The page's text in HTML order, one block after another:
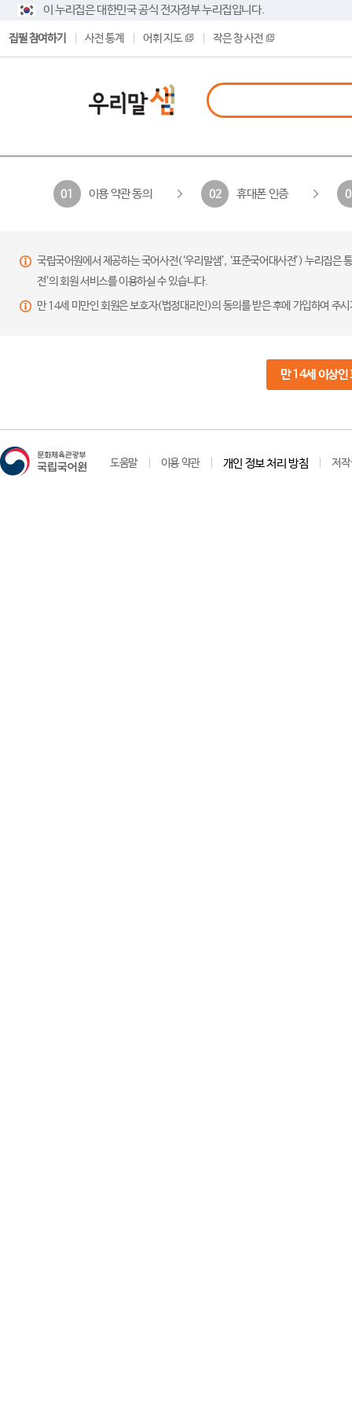
이 누리집은 대한민국 공식 전자정부 누리집입니다.
집필 참여하기 사전 통계 어휘 지도 작은 창 사전
01 이용 약관 동의 02 휴대폰 인증
국립국어원에서 제공하는 국어사전(‘우리말샘’, ‘표준국어대사전’) 누리집
전’의 회원 서비스를 이용하실 수 있습니다.
만 14세 미만인 회원은 보호자(법정대리인)의 동의를 받은 후에 가입하여 주
만 14세 이상인
도움말 이용 약관 개인 정보 처리 방침 저